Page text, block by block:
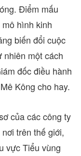
Điểm mấu
hình kinh
biến đổi cuộc
nhiên một cách
đốc điều hành
Kông cho hay.
của các công ty
trên thế giới,
vực Tiểu vùng